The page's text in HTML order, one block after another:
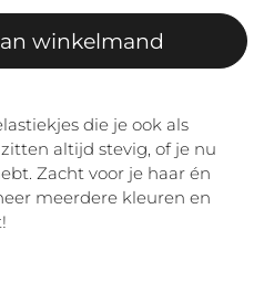
winkelmand
die je ook als
altijd stevig, of je nu
Zacht voor je haar én
meerdere kleuren en